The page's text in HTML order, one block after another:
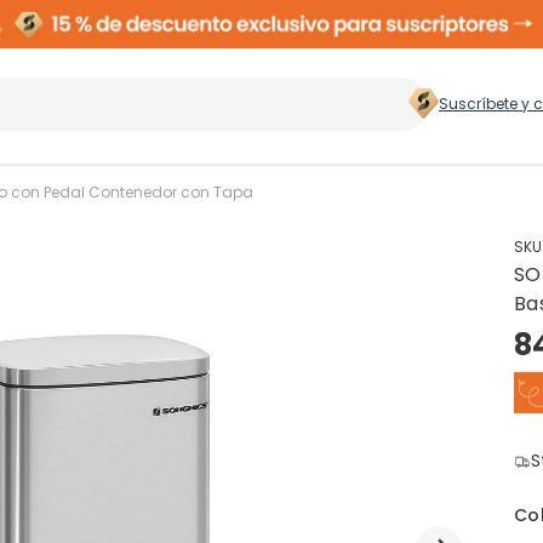
Suscríbete y
>
Cubos de Basura
con Pedal Contenedor con Tapa